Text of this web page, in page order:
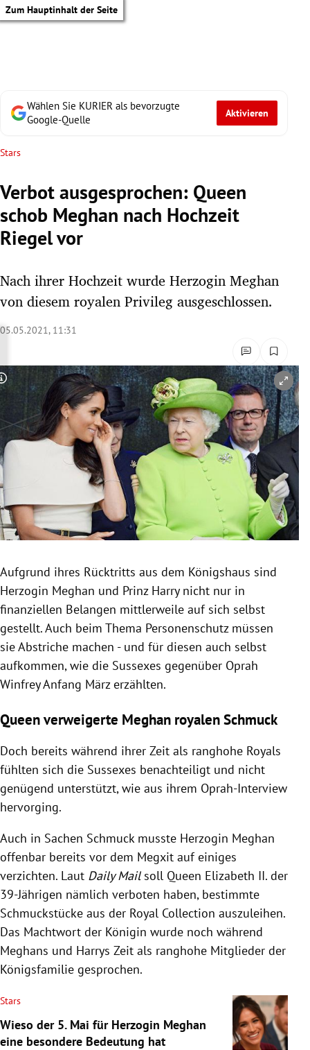
Zum Hauptinhalt der Seite
Untermenü
Untermenü
Untermenü
Untermenü
Untermenü
Untermenü
Untermenü
Wählen Sie KURIER als bevorzugte
Google-Quelle
Aktivieren
Stars
Verbot ausgesprochen: Queen
schob Meghan nach Hochzeit
Riegel vor
Nach ihrer Hochzeit wurde Herzogin Meghan
von diesem royalen Privileg ausgeschlossen.
05.05.2021, 11:31
Copyright-Hinweis öffnen/schließen
Aufgrund ihres Rücktritts aus dem Königshaus sind
Herzogin Meghan und Prinz Harry nicht nur in
finanziellen Belangen mittlerweile auf sich selbst
gestellt. Auch beim Thema Personenschutz müssen
sie Abstriche machen - und für diesen auch selbst
aufkommen, wie die Sussexes gegenüber Oprah
Winfrey Anfang März erzählten.
Queen verweigerte Meghan royalen Schmuck
Doch bereits während ihrer Zeit als ranghohe Royals
fühlten sich die Sussexes benachteiligt und nicht
genügend unterstützt, wie aus ihrem Oprah-Interview
hervorging.
Auch in Sachen Schmuck musste Herzogin Meghan
offenbar bereits vor dem Megxit auf einiges
verzichten. Laut Daily Mailsoll Queen Elizabeth II. der
39-Jährigen nämlich verboten haben, bestimmte
Schmuckstücke aus der Royal Collection auszuleihen.
Das Machtwort der Königin wurde noch während
Meghans und Harrys Zeit als ranghohe Mitglieder der
Königsfamilie gesprochen.
Stars
Wieso der 5. Mai für Herzogin Meghan
eine besondere Bedeutung hat